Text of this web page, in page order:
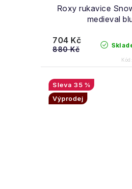
Roxy rukavice
medieval
704 Kč
880 Kč
Kód:
35 %
Výprodej